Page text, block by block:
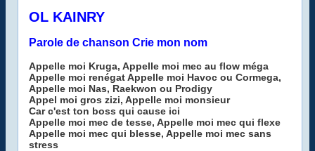
OL KAINRY
Parole de chanson Crie mon nom
Appelle moi Kruga, Appelle moi mec au flow méga
Appelle moi renégat Appelle moi Havoc ou Cormega,
Appelle moi Nas, Raekwon ou Prodigy
Appel moi gros zizi, Appelle moi monsieur
Car c'est ton boss qui cause ici
Appelle moi mec de tesse, Appelle moi mec qui flexe
Appelle moi mec qui blesse, Appelle moi mec sans
stress